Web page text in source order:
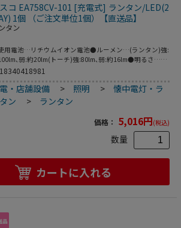
コ EA758CV-101 [充電式] ランタン/LED(2
1個 （ご注文単位1個）【直送品】
タン
用電池…リチウムイオン電池●ルーメン…(ランタン)強:
､弱:約20lm(トーチ)強:80lm､弱:約16lm●明るさ…
弱､点滅●連続点灯時間…強(高輝度):約8時間弱(低輝度):
度1ワット白色LED●サイズ…トーチ:49×49×132mm
タン:49×49×146mm●重量…151g(本体のみ)●充電時
約2.5時間●電池容量…3.2V/2000mAh●出力…
カラー…ブラック●付属品…充電ケーブル(約
ACアダプタは付属していませんので､別途ご用意
ださい｡(出力5V1A以上のものを推奨)●本体上部をスライ
することでランタン､トーチとして使用することができる
タンに●｢スポット照射｣上部を縮めてトーチとして●吊り
げてハンドフリー使用可能●充電式で他のUSB機器へ給電
能●強(高輝度)､弱(低輝度)､点滅の3つの点灯パターン､
(High)→点灯(Low)→点滅→消灯※20秒間点灯した後に
ボタンを押すと､モードが切り替わらずに消灯します｡
・店舗設備 > 照明 >懐中電灯・ラ
ン
> ランタン
価格： 5,016円(税込)
数量
カートに入れる